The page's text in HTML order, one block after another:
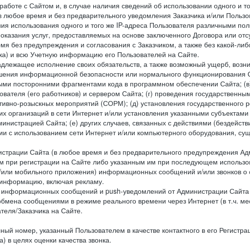
с Сайтом и, в случае наличия сведений об использовании одного и
время и без предварительного уведомления Заказчика и/или
использования одного и того же IP-адреса Пользователя различными
услуг, предоставляемых на основе заключенного Договора или
без предупреждения и согласования с Заказчиком, а также без какой-
и всю Учетную информацию его Пользователей на Сайте.
исполнение своих обязательств, а также возможный ущерб,
информационной безопасности или нормального функционирования
посторонними фрагментами кода в программном обеспечении Сайта; (в)
(его работников) и сервером Сайта; (г) проведения
розыскных мероприятий (СОРМ); (д) установления государственного
в сети Интернет и/или установления указанными
Сайта; (е) других случаев, связанных с действиями
с использованием сети Интернет и/или компьютерного оборудования,
Сайта (в любое время и без предварительного предупреждения
регистрации на Сайте либо указанным им при последующем
мобильного приложения) информационных сообщений и/или звонков о
включая рекламу.
сообщений и push-уведомлений от Администрации
сообщениями в режиме реального времени через Интернет (в т.ч.
Заказчика на Сайте.
указанный Пользователем в качестве контактного в его
целях оценки качества звонка.